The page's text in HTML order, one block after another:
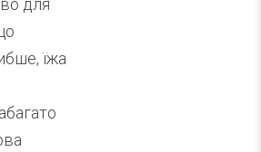
для
їжа